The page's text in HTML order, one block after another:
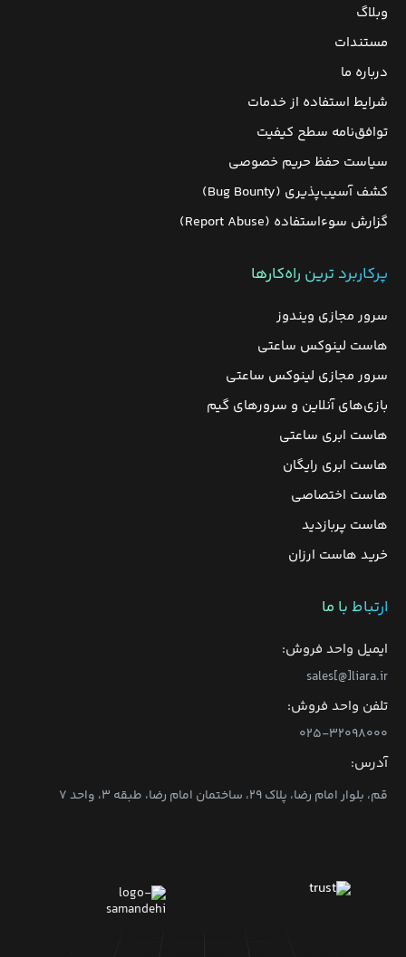
وبلاگ
مستندات
درباره ما
شرایط استفاده از خدمات
توافق‌نامه سطح کیفیت
سیاست حفظ حریم خصوصی
کشف آسیب‌پذیری (Bug Bounty)
گزارش سوءاستفاده (Report Abuse)
پرکاربرد ترین راه‌کارها
سرور مجازی ویندوز
هاست لینوکس ساعتی
سرور مجازی لینوکس ساعتی
بازی‌های آنلاین و سرورهای گیم
هاست ابری ساعتی
هاست ابری رایگان
هاست اختصاصی
هاست پربازدید
خرید هاست ارزان
ارتباط با ما
ایمیل واحد فروش:
sales[@]liara.ir
تلفن واحد فروش:
۰۲۵-۳۲۰۹۸۰۰۰
آدرس:
قم، بلوار امام رضا، پلاک ۲۹، ساختمان امام رضا، طبقه ۳، واحد ۷